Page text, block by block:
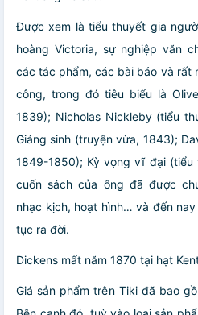
Được xem là tiểu thuyết gia
hoàng Victoria, sự nghiệp văn
các tác phẩm, các bài báo và rất
công, trong đó tiêu biểu là
1839); Nicholas Nickleby (tiểu
Giáng sinh (truyện vừa, 1843);
1849-1850); Kỳ vọng vĩ đại
cuốn sách của ông đã được
nhạc kịch, hoạt hình… và đến
tục ra đời.
Dickens mất năm 1870 tại hạt
Giá sản phẩm trên Tiki đã bao